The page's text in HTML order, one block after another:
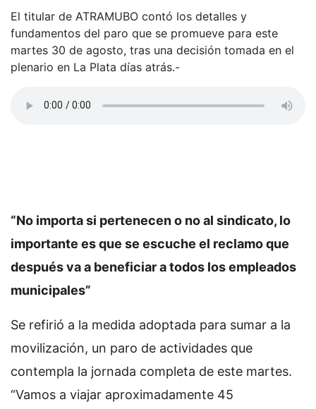
El titular de ATRAMUBO contó los detalles y
fundamentos del paro que se promueve para este
martes 30 de agosto, tras una decisión tomada en el
plenario en La Plata días atrás.-
“No importa si pertenecen o no al sindicato, lo
importante es que se escuche el reclamo que
después va a beneficiar a todos los empleados
municipales”
Se refirió a la medida adoptada para sumar a la
movilización, un paro de actividades que
contempla la jornada completa de este martes.
“Vamos a viajar aproximadamente 45